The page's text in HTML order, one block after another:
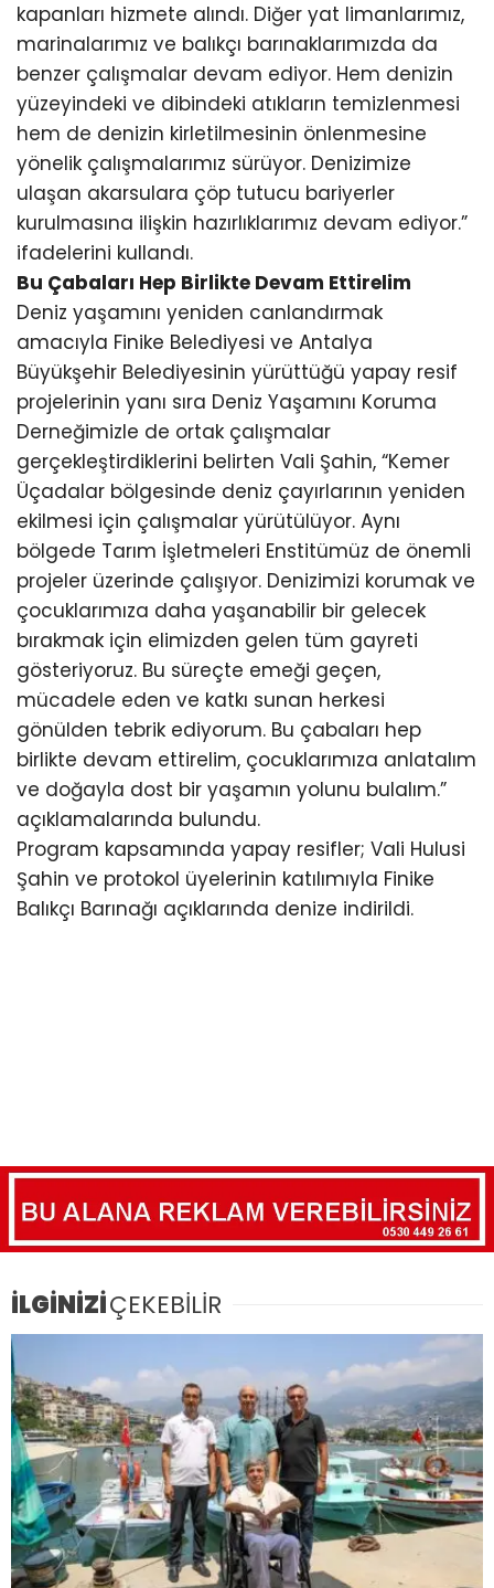
kapanları hizmete alındı. Diğer yat limanlarımız,
marinalarımız ve balıkçı barınaklarımızda da
benzer çalışmalar devam ediyor. Hem denizin
yüzeyindeki ve dibindeki atıkların temizlenmesi
hem de denizin kirletilmesinin önlenmesine
yönelik çalışmalarımız sürüyor. Denizimize
ulaşan akarsulara çöp tutucu bariyerler
kurulmasına ilişkin hazırlıklarımız devam ediyor.”
ifadelerini kullandı.
Bu Çabaları Hep Birlikte Devam Ettirelim
Deniz yaşamını yeniden canlandırmak
amacıyla Finike Belediyesi ve Antalya
Büyükşehir Belediyesinin yürüttüğü yapay resif
projelerinin yanı sıra Deniz Yaşamını Koruma
Derneğimizle de ortak çalışmalar
gerçekleştirdiklerini belirten Vali Şahin, “Kemer
Üçadalar bölgesinde deniz çayırlarının yeniden
ekilmesi için çalışmalar yürütülüyor. Aynı
bölgede Tarım İşletmeleri Enstitümüz de önemli
projeler üzerinde çalışıyor. Denizimizi korumak ve
çocuklarımıza daha yaşanabilir bir gelecek
bırakmak için elimizden gelen tüm gayreti
gösteriyoruz. Bu süreçte emeği geçen,
mücadele eden ve katkı sunan herkesi
gönülden tebrik ediyorum. Bu çabaları hep
birlikte devam ettirelim, çocuklarımıza anlatalım
ve doğayla dost bir yaşamın yolunu bulalım.”
açıklamalarında bulundu.
Program kapsamında yapay resifler; Vali Hulusi
Şahin ve protokol üyelerinin katılımıyla Finike
Balıkçı Barınağı açıklarında denize indirildi.
İLGİNİZİÇEKEBİLİR